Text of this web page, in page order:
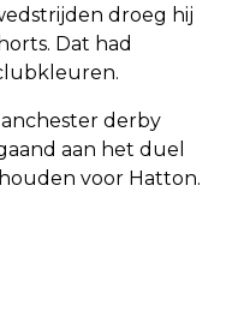
droeg hij
Dat had
derby
aan het duel
voor Hatton.